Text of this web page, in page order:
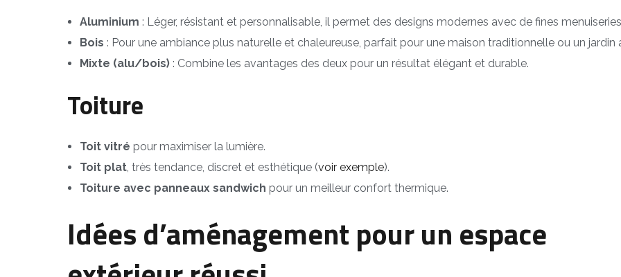
Aluminium : Léger, résistant et personnalisable, il permet des designs modernes avec de fines
Bois : Pour une ambiance plus naturelle et chaleureuse, parfait pour une maison traditionnelle ou un jardin
Mixte (alu/bois) : Combine les avantages des deux pour un résultat élégant et durable.
Toiture
Toit vitré pour maximiser la lumière.
Toit plat, très tendance, discret et esthétique (voir exemple).
Toiture avec panneaux sandwich pour un meilleur confort thermique.
Idées d’aménagement pour un espace